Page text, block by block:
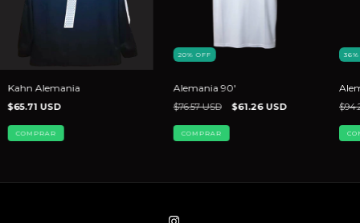
Kahn Alemania
$65.71 USD
COMPRAR
20%OFF
Alemania 90'
$76.57 USD $61.26 USD
COMPRAR
36